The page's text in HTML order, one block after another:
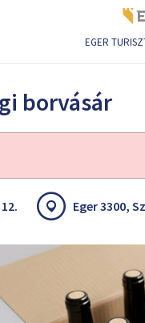
EGER
borvásár
Eger 3300,